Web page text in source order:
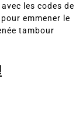
les codes de
emmener le
tambour